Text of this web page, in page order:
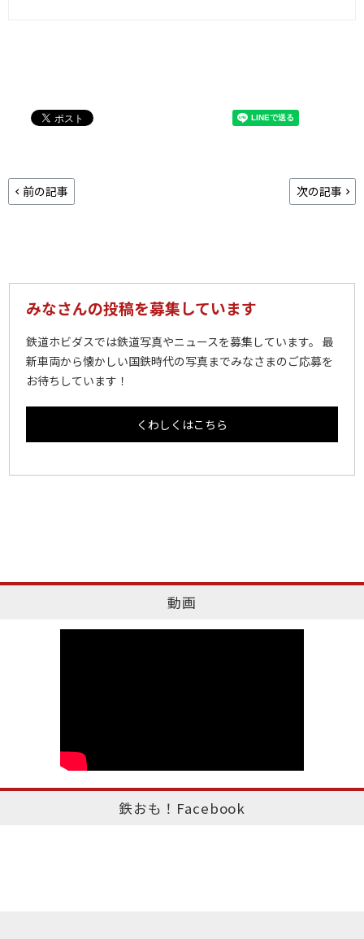
前の記事 次の記事
みなさんの投稿を募集しています
鉄道ホビダスでは鉄道写真やニュースを募集しています。 最
新車両から懐かしい国鉄時代の写真までみなさまのご応募を
お待ちしています！
くわしくはこちら
動画
鉄おも！Facebook